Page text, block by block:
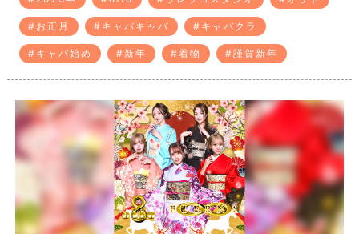
#お正月 #キャバキャバ #キャバクラ
#キャバ始め #新年 #着物 #謹賀新年